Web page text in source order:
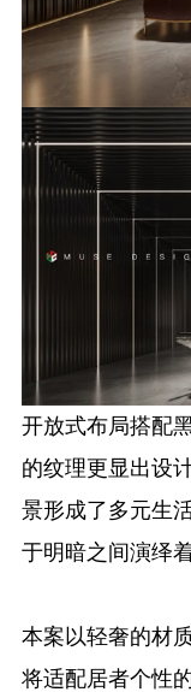
开放式布局搭配
的纹理更显出设
景形成了多元生
于明暗之间演绎
本案以轻奢的材
将适配居者个性